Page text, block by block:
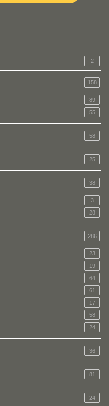
2
158
89
55
58
25
38
3
28
286
23
19
64
61
17
58
24
36
81
24